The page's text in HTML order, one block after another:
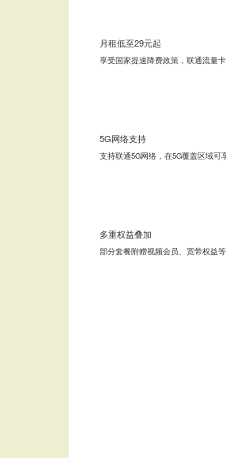
月租低至29元起
享受国家提速降费政策，联通流量
5G网络支持
支持联通5G网络，在5G覆盖区域可
多重权益叠加
部分套餐附赠视频会员、宽带权益